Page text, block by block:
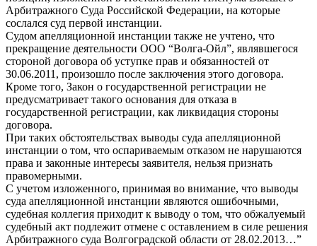
Арбитражного Суда Российской Федерации, на которые
сослался суд первой инстанции.
Судом апелляционной инстанции также не учтено, что
прекращение деятельности ООО “Волга-Ойл”, являвшегося
стороной договора об уступке прав и обязанностей от
30.06.2011, произошло после заключения этого договора.
Кроме того, Закон о государственной регистрации не
предусматривает такого основания для отказа в
государственной регистрации, как ликвидация стороны
договора.
При таких обстоятельствах выводы суда апелляционной
инстанции о том, что оспариваемым отказом не нарушаются
права и законные интересы заявителя, нельзя признать
правомерными.
С учетом изложенного, принимая во внимание, что выводы
суда апелляционной инстанции являются ошибочными,
судебная коллегия приходит к выводу о том, что обжалуемый
судебный акт подлежит отмене с оставлением в силе решения
Арбитражного суда Волгоградской области от 28.02.2013…”